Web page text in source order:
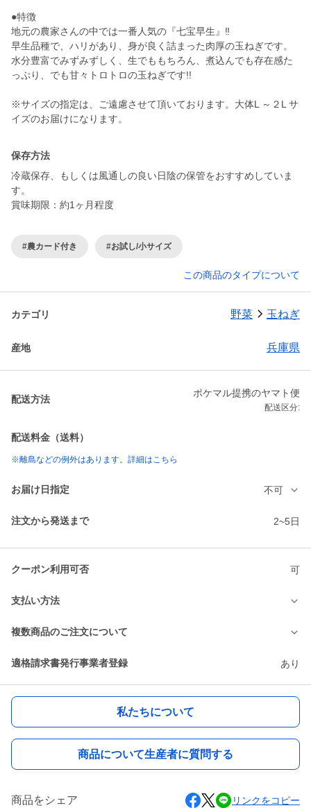
●特徴
地元の農家さんの中では一番人気の『七宝早生』‼️
早生品種で、ハリがあり、身が良く詰まった肉厚の玉ねぎです。
水分豊富でみずみずしく、生でももちろん、煮込んでも存在感た
っぷり、でも甘々トロトロの玉ねぎです!!
※サイズの指定は、ご遠慮させて頂いております。大体L ～２L サ
保存方法
冷蔵保存、もしくは風通しの良い日陰の保管をおすすめしていま
す。
賞味期限：約1ヶ月程度
#農カード付き #お試し/小サイズ
この商品のタイプについて
カテゴリ 野菜 玉ねぎ
産地 兵庫県
配送方法
ポケマル提携のヤマト便
配送区分:
配送料金（送料）
※離島などの例外はあります。詳細はこちら
お届け日指定 不可
注文から発送まで 2~5日
クーポン利用可否 可
支払い方法
複数商品のご注文について
適格請求書発行事業者登録 あり
私たちについて
商品について生産者に質問する
商品をシェア リンクをコピー